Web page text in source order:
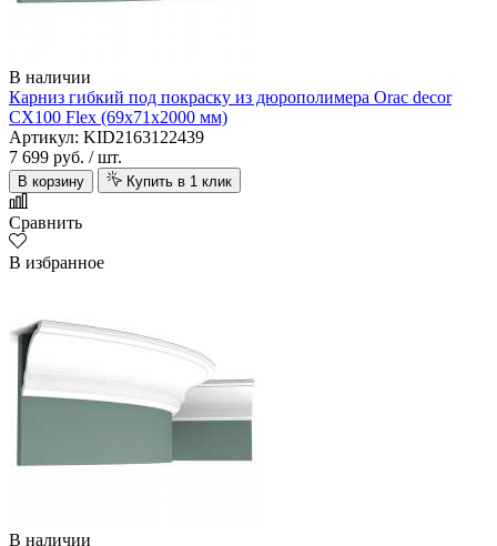
В наличии
Карниз гибкий под покраску из дюрополимера Orac decor
CX100 Flex (69х71х2000 мм)
Артикул: KID2163122439
7 699 руб. / шт.
В корзину Купить в 1 клик
Сравнить
В избранное
В наличии